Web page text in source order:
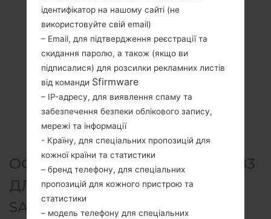
ОФІЦІЙНА ПРОШИВКА #76883
ДЛЯ SM-G955U -
SAMSUNGGALAXY S8 PLUS
ідентифікатор на нашому сайті (не
використовуйте свій email)
– Email, для підтвердження реєстрації та
скидання паролю, а також (якщо ви
підписалися) для розсилки рекламних листів
від команди Sfirmware
– IP-адресу, для виявлення спаму та
забезпечення безпеки облікового запису,
мережі та інформації
- Країну, для спеціальних пропозицій для
кожної країни та статистики
– бренд телефону, для спеціальних
пропозицій для кожного пристрою та
статистики
– модель телефону для спеціальних